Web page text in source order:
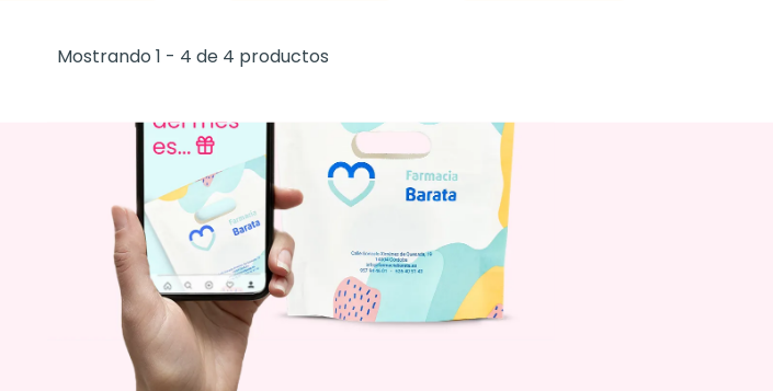
Mostrando 1 - 4 de 4 productos